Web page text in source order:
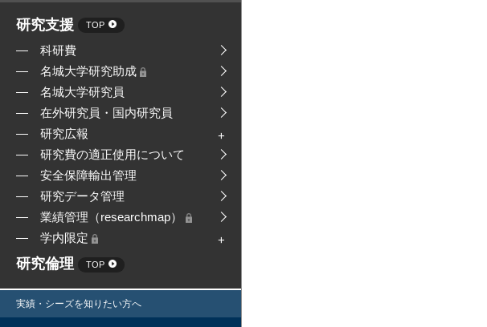
研究支援 TOP
科研費
名城大学研究助成
名城大学研究員
在外研究員・国内研究員
研究広報
研究費の適正使用について
安全保障輸出管理
研究データ管理
業績管理（researchmap）
学内限定
研究倫理 TOP
実績・シーズを知りたい方へ